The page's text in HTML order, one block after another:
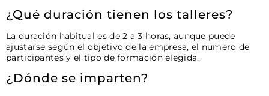
¿Qué duración tienen los talleres?
La duración habitual es de 2 a 3 horas, aunque puede
ajustarse según el objetivo de la empresa, el número de
participantes y el tipo de formación elegida.
¿Dónde se imparten?